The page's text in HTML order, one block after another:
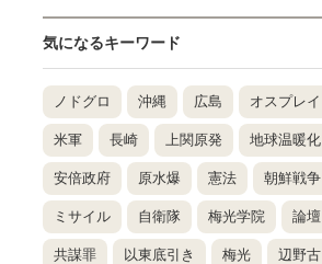
気になるキーワード
ノドグロ 沖縄 広島 オスプレイ
米軍 長崎 上関原発 地球温暖化
安倍政府 原水爆 憲法 朝鮮戦争
ミサイル 自衛隊 梅光学院 論壇
共謀罪 以東底引き 梅光 辺野古